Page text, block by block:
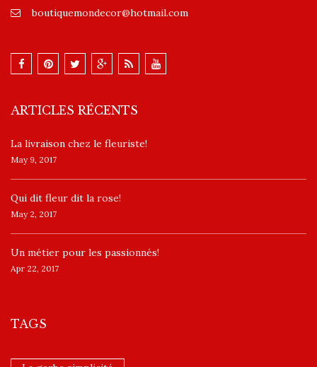
boutiquemondecor@hotmail.com
ARTICLES RÉCENTS
La livraison chez le fleuriste!
May 9, 2017
​Qui dit fleur dit la rose!
May 2, 2017
Un ​métier pour les passionnés​!
Apr 22, 2017
TAGS